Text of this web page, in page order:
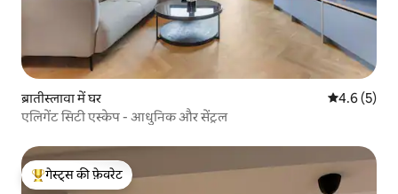
ब्रातीस्लावा में घर औसत रेटिंग 5
4.6 (5)
एलिगेंट सिटी एस्केप - आधुनिक और सेंट्रल
गेस्ट्स का टॉप फ़ेवरेट
गेस्ट्स की फ़ेवरेट